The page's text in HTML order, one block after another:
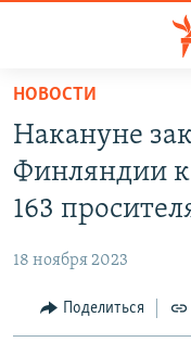
упрощенного
доступа
Вернуться
основному
Вернутся
ПОДКАСТЫ
АВТОРСКИЕ
МНЕНИЯ
КУЛЬТУРА
НОВОСТИ
Накануне
Финляндии
163
18 ноября 2023
Поделиться